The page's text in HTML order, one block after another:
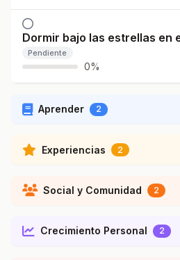
Dormir bajo las estrellas en
Pendiente
0%
Aprender 2
Experiencias 2
Social y Comunidad 2
Crecimiento Personal 2